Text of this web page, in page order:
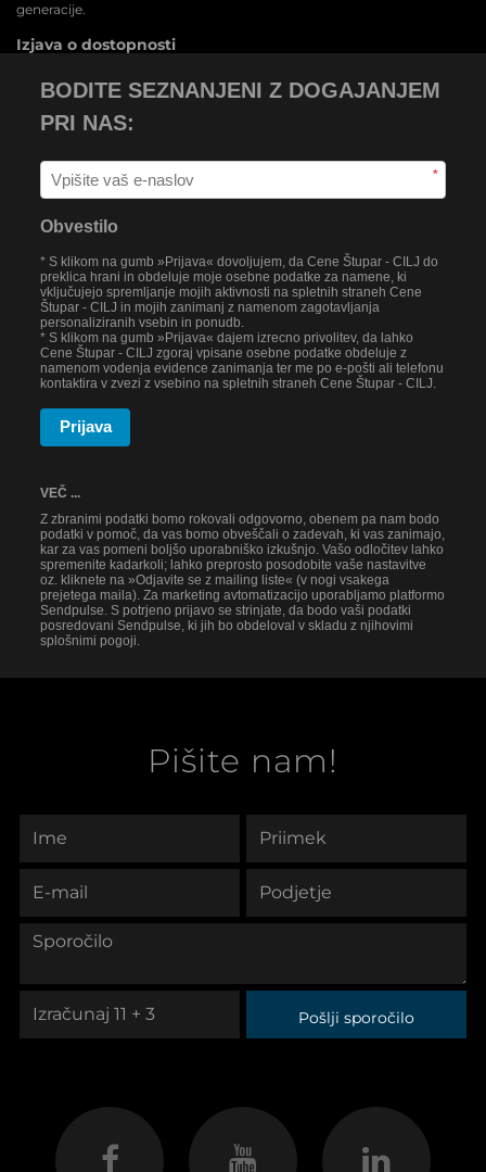
generacije.
Izjava o dostopnosti
BODITE SEZNANJENI Z DOGAJANJEM
PRI NAS:
*
Obvestilo
* S klikom na gumb »Prijava« dovoljujem, da Cene Štupar - CILJ do
preklica hrani in obdeluje moje osebne podatke za namene, ki
vključujejo spremljanje mojih aktivnosti na spletnih straneh Cene
Štupar - CILJ in mojih zanimanj z namenom zagotavljanja
personaliziranih vsebin in ponudb.
* S klikom na gumb »Prijava« dajem izrecno privolitev, da lahko
Cene Štupar - CILJ zgoraj vpisane osebne podatke obdeluje z
namenom vodenja evidence zanimanja ter me po e-pošti ali telefonu
kontaktira v zvezi z vsebino na spletnih straneh Cene Štupar - CILJ.
Prijava
VEČ ...
Z zbranimi podatki bomo rokovali odgovorno, obenem pa nam bodo
podatki v pomoč, da vas bomo obveščali o zadevah, ki vas zanimajo,
kar za vas pomeni boljšo uporabniško izkušnjo. Vašo odločitev lahko
spremenite kadarkoli; lahko preprosto posodobite vaše nastavitve
oz. kliknete na »Odjavite se z mailing liste« (v nogi vsakega
prejetega maila). Za marketing avtomatizacijo uporabljamo platformo
Sendpulse. S potrjeno prijavo se strinjate, da bodo vaši podatki
posredovani Sendpulse, ki jih bo obdeloval v skladu z njihovimi
splošnimi pogoji.
Pišite nam!
Pošlji sporočilo